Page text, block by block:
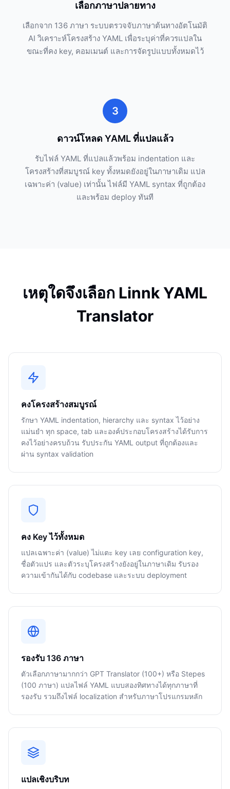
เลือกภาษาปลายทาง
เลือกจาก 136 ภาษา ระบบตรวจจับภาษาต้นทางอัตโนมัติ
AI วิเคราะห์โครงสร้าง YAML เพื่อระบุค่าที่ควรแปลใน
ขณะที่คง key, คอมเมนต์ และการจัดรูปแบบทั้งหมดไว้
3
ดาวน์โหลด YAML ที่แปลแล้ว
รับไฟล์ YAML ที่แปลแล้วพร้อม indentation และ
โครงสร้างที่สมบูรณ์ key ทั้งหมดยังอยู่ในภาษาเดิม แปล
เฉพาะค่า (value) เท่านั้น ไฟล์มี YAML syntax ที่ถูกต้อง
และพร้อม deploy ทันที
เหตุใดจึงเลือก Linnk YAML
Translator
คงโครงสร้างสมบูรณ์
รักษา YAML indentation, hierarchy และ syntax ไว้อย่าง
แม่นยำ ทุก space, tab และองค์ประกอบโครงสร้างได้รับการ
คงไว้อย่างครบถ้วน รับประกัน YAML output ที่ถูกต้องและ
ผ่าน syntax validation
คง Key ไว้ทั้งหมด
แปลเฉพาะค่า (value) ไม่แตะ key เลย configuration key,
ชื่อตัวแปร และตัวระบุโครงสร้างยังอยู่ในภาษาเดิม รับรอง
ความเข้ากันได้กับ codebase และระบบ deployment
รองรับ 136 ภาษา
ตัวเลือกภาษามากกว่า GPT Translator (100+) หรือ Stepes
(100 ภาษา) แปลไฟล์ YAML แบบสองทิศทางได้ทุกภาษาที่
รองรับ รวมถึงไฟล์ localization สำหรับภาษาโปรแกรมหลัก
แปลเชิงบริบท